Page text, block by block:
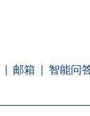
邮箱 智能问